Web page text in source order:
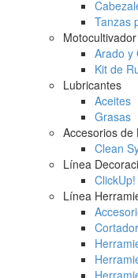
Tanzas
Motocultivador
Arado y
Kit de
Lubricantes
Aceites
Grasas
Accesorios de
Clean
Línea
ClickUp!
Línea